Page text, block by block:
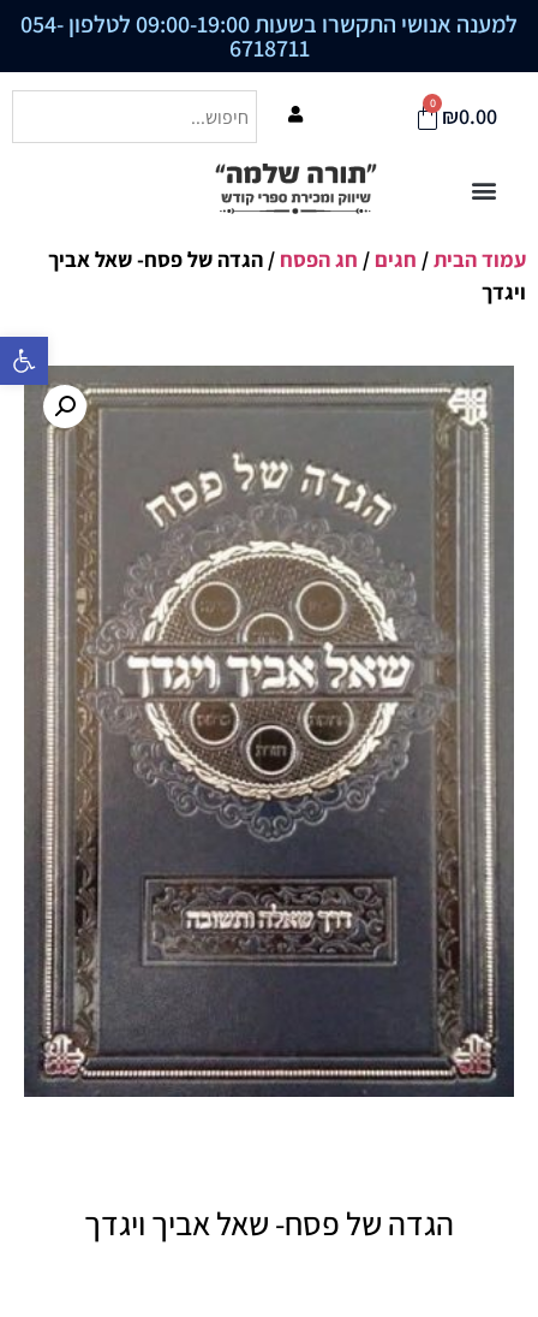
פתח סרגל
למענה אנושי התקשרו בשעות 09:00-19:00 לטלפון 054-
6718711
₪0.00
0
עמוד הבית/ חגים / חג הפסח / הגדה של פסח- שאל אביך
ויגדך
הגדה של פסח- שאל אביך ויגדך